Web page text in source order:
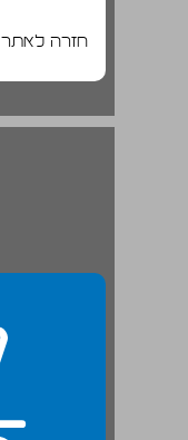
חזרה לאתר
זהותם החדשה של הח"כים הערבים ... 23